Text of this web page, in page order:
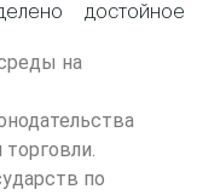
достойное
на
по